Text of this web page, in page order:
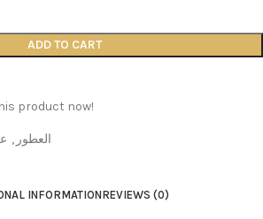
ADD TO CART
product now!
العطور ,
INFORMATIONREVIEWS (0)